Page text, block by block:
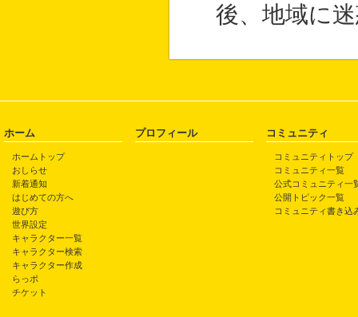
後、地域に
ホーム
ホームトップ
おしらせ
新着通知
はじめての方へ
遊び方
世界設定
キャラクター一覧
キャラクター検索
キャラクター作成
らっポ
チケット
プロフィール コミュニティ
コミュニティトップ
コミュニティ一覧
公式コミュニティ一
公開トピック一覧
コミュニティ書き込